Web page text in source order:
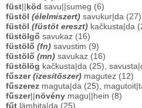
füst
köd savu||sumeg (6)
füstöl (élelmiszert) savukur|da (27)
füstöl (füstöt ereszt) kačkusta|da
füstölgő savukaz (16)
füstölő (fn) savustim (9)
füstölő (mn) savukaz (16)
füstölög kačkusta|da (25),
fűszer (ízesítőszer) magutez (12)
fűszerez maguta|da (25),
fűszer|| növény magu||hein (8)
fűt lämbita|da (25)